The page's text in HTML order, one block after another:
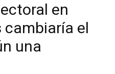
en
cambiaría el
una